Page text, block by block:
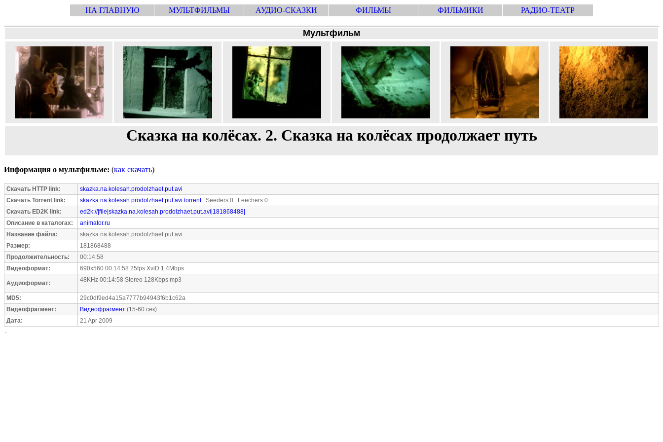
НА ГЛАВНУЮ МУЛЬТФИЛЬМЫ АУДИО-СКАЗКИ ФИЛЬМЫ ФИЛЬМИКИ РАДИО-ТЕАТР
Мультфильм
Сказка на колёсах. 2. Сказка на колёсах продолжает путь
Информация о мультфильме: (как скачать)
Скачать HTTP link:
skazka.na.kolesah.prodolzhaet.put.avi
Скачать Torrent link:
skazka.na.kolesah.prodolzhaet.put.avi.torrentSeeders:0 Leechers:0
Скачать ED2K link:
ed2k://|file|skazka.na.kolesah.prodolzhaet.put.avi|181868488|
Описание в каталогах:
animator.ru
Название файла:
skazka.na.kolesah.prodolzhaet.put.avi
Размер:
181868488
Продолжительность:
00:14:58
Видеоформат:
690x560 00:14:58 25fps XviD 1.4Mbps
Аудиоформат: 48KHz 00:14:58 Stereo 128Kbps mp3
MD5:
29c0df9ed4a15a7777b94943f6b1c62a
Видеофрагмент:
Видеофрагмент (15-60 сек)
Дата:
21 Apr 2009